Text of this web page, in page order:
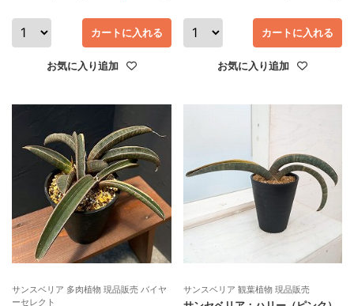
お気に入り追加
カートに入れる
お気に入り追加
カートに入れる
サンスベリア 多肉植物 現品販売 バイヤ
ーセレクト
サンスベリア 観葉植物 現品販売